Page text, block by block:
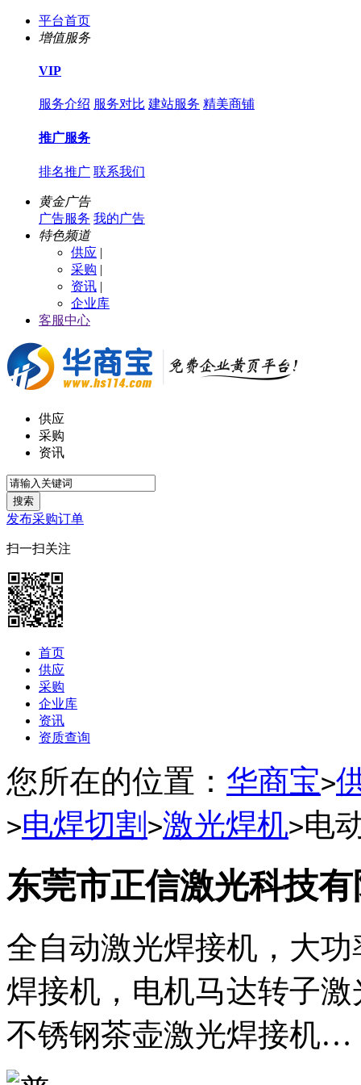
平台首页
增值服务
VIP
服务介绍 服务对比 建站服务 精美商铺
推广服务
排名推广 联系我们
黄金广告
广告服务 我的广告
特色频道
供应 |
采购 |
资讯 |
企业库
客服中心
供应
采购
资讯
搜索
发布采购订单
扫一扫关注
首页
供应
采购
企业库
资讯
资质查询
您所在的位置： 华商宝>
>电焊切割 >激光焊机>电
东莞市正信激光科技
全自动激光焊接机，大
焊接机，电机马达转子
不锈钢茶壶激光焊接机…